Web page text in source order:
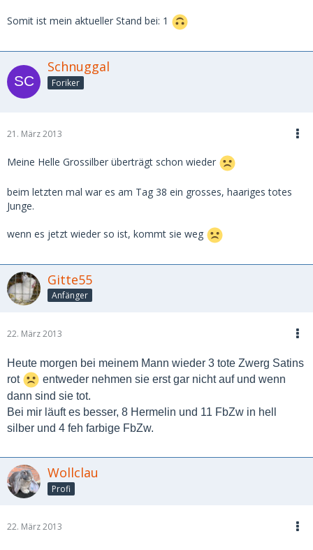
Somit ist mein aktueller Stand bei: 1
Schnuggal
Foriker
21. März 2013
Meine Helle Grossilber überträgt schon wieder
beim letzten mal war es am Tag 38 ein grosses, haariges totes
Junge.
wenn es jetzt wieder so ist, kommt sie weg
Gitte55
Anfänger
22. März 2013
Heute morgen bei meinem Mann wieder 3 tote Zwerg Satins
rot
entweder nehmen sie erst gar nicht auf und wenn
dann sind sie tot.
Bei mir läuft es besser, 8 Hermelin und 11 FbZw in hell
silber und 4 feh farbige FbZw.
Wollclau
Profi
22. März 2013